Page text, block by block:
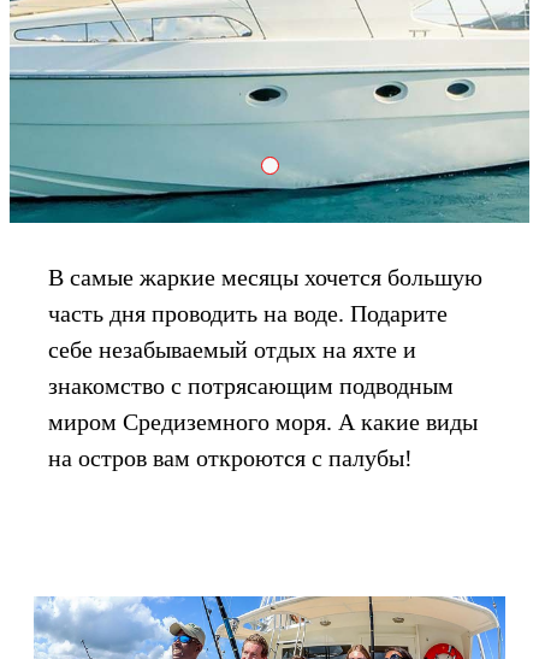
Sea
В самые жаркие месяцы хочется большую
часть дня проводить на воде. Подарите
себе незабываемый отдых на яхте и
знакомство с потрясающим подводным
миром Средиземного моря. А какие виды
на остров вам откроются с палубы!